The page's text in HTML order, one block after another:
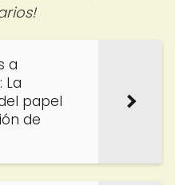
a
La
papel
de